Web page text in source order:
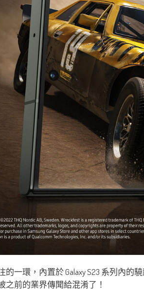
一環，內置於 Galaxy S23 系列內的驍
之前的業界傳聞給混淆了！